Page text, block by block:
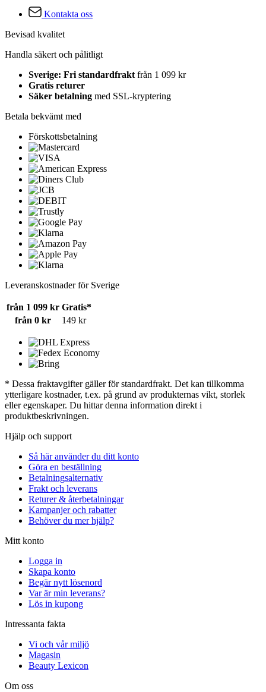
Kontakta oss
Bevisad kvalitet
Handla säkert och pålitligt
Sverige: Fri standardfrakt från 1 099 kr
Gratis returer
Säker betalning med SSL-kryptering
Betala bekvämt med
Förskottsbetalning
Leveranskostnader för Sverige
från 1 099 kr Gratis*
från 0 kr
149 kr
* Dessa fraktavgifter gäller för standardfrakt. Det kan tillkomma
ytterligare kostnader, t.ex. på grund av produkternas vikt, storlek
eller egenskaper. Du hittar denna information direkt i
produktbeskrivningen.
Hjälp och support
Så här använder du ditt konto
Göra en beställning
Betalningsalternativ
Frakt och leverans
Returer & återbetalningar
Kampanjer och rabatter
Behöver du mer hjälp?
Mitt konto
Logga in
Skapa konto
Begär nytt lösenord
Var är min leverans?
Lös in kupong
Intressanta fakta
Vi och vår miljö
Magasin
Beauty Lexicon
Om oss